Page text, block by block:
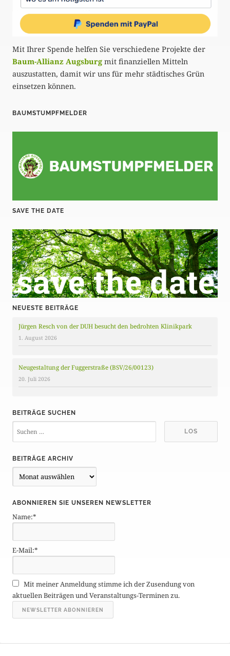
Mit Ihrer Spende helfen Sie verschiedene Projekte der
Baum-Allianz Augsburg mit finanziellen Mitteln
auszustatten, damit wir uns für mehr städtisches Grün
einsetzen können.
BAUMSTUMPFMELDER
SAVE THE DATE
NEUESTE BEITRÄGE
Jürgen Resch von der DUH besucht den bedrohten Klinikpark
1. August 2026
Neugestaltung der Fuggerstraße (BSV/26/00123)
20. Juli 2026
BEITRÄGE SUCHEN
BEITRÄGE ARCHIV
e
t
r
g
e
r
c
h
v
ABONNIEREN SIE UNSEREN NEWSLETTER
Name:*
E-Mail:*
Mit meiner Anmeldung stimme ich der Zusendung von
aktuellen Beiträgen und Veranstaltungs-Terminen zu.